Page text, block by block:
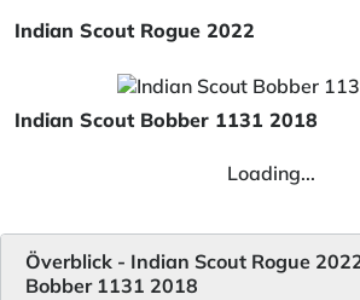
Indian Scout Rogue 2022
Indian Scout Bobber 1131 2018
Loading...
Överblick - Indian Scout Rogue
Bobber 1131 2018